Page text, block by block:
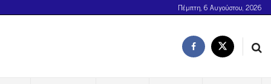
Πέμπτη, 6 Αυγούστου, 2026